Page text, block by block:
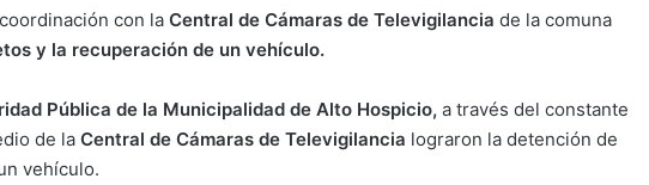
con la Central de Cámaras de Televigilancia de la comuna
y la recuperación de un vehículo.
Pública de la Municipalidad de Alto Hospicio, a través del constante
de la Central de Cámaras de Televigilancia lograron la detención de
vehículo.